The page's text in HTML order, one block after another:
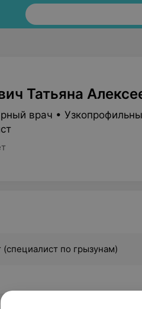
Татьяна
врач •
(специалист по грызунам)